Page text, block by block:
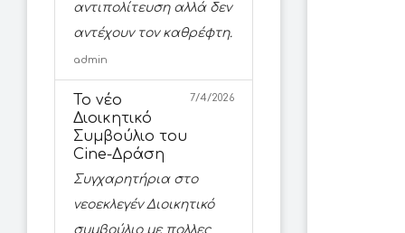
αντιπολίτευση αλλά δεν
αντέχουν τον καθρέφτη.
admin
Το νέο
Διοικητικό
Συμβούλιο του
Cine-Δράση
7/4/2026
Συγχαρητήρια στο
νεοεκλεγέν Διοικητικό
συμβούλιο με πολλες